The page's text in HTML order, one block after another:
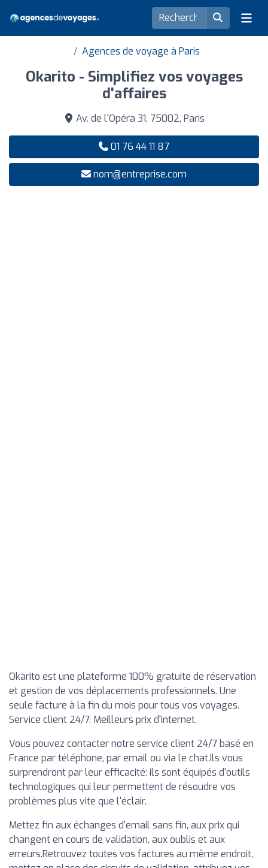
Agences de voyage à Paris
Okarito - Simplifiez vos voyages
d'affaires
Av. de l'Opéra 31, 75002, Paris
01 76 44 11 87
nom@entreprise.com
Okarito est une plateforme 100% gratuite de réservation
et gestion de vos déplacements professionnels. Une
seule facture à la fin du mois pour tous vos voyages.
Service client 24/7. Meilleurs prix d'internet.
Vous pouvez contacter notre service client 24/7 basé en
France par téléphone, par email ou via le chat.Ils vous
surprendront par leur efficacité: ils sont équipés d'outils
technologiques qui leur permettent de résoudre vos
problèmes plus vite que l'éclair.
Mettez fin aux échanges d'email sans fin, aux prix qui
changent en cours de validation, aux oublis et aux
erreurs.Retrouvez toutes vos factures au même endroit,